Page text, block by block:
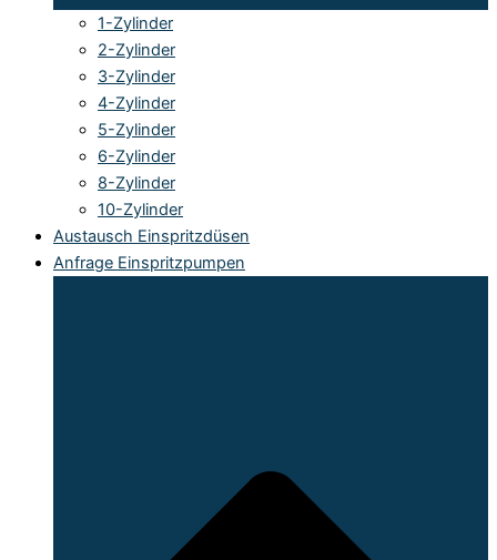
1-Zylinder
2-Zylinder
3-Zylinder
4-Zylinder
5-Zylinder
6-Zylinder
8-Zylinder
10-Zylinder
Austausch Einspritzdüsen
Anfrage Einspritzpumpen